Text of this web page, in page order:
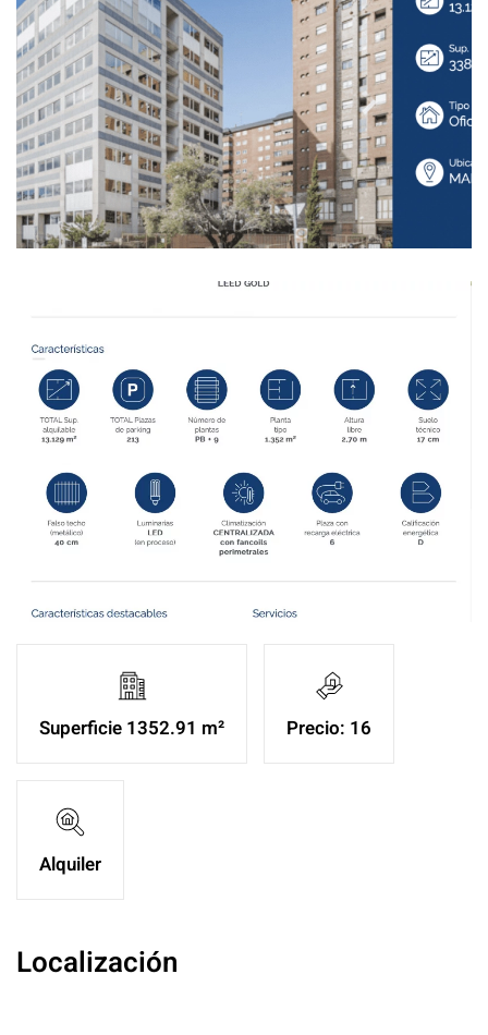
Ampliar
Ampliar
Superficie 1352.91 m² Precio: 16
Alquiler
Localización